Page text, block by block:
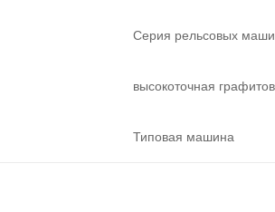
Серия рельсовых
высокоточная
Типовая машина